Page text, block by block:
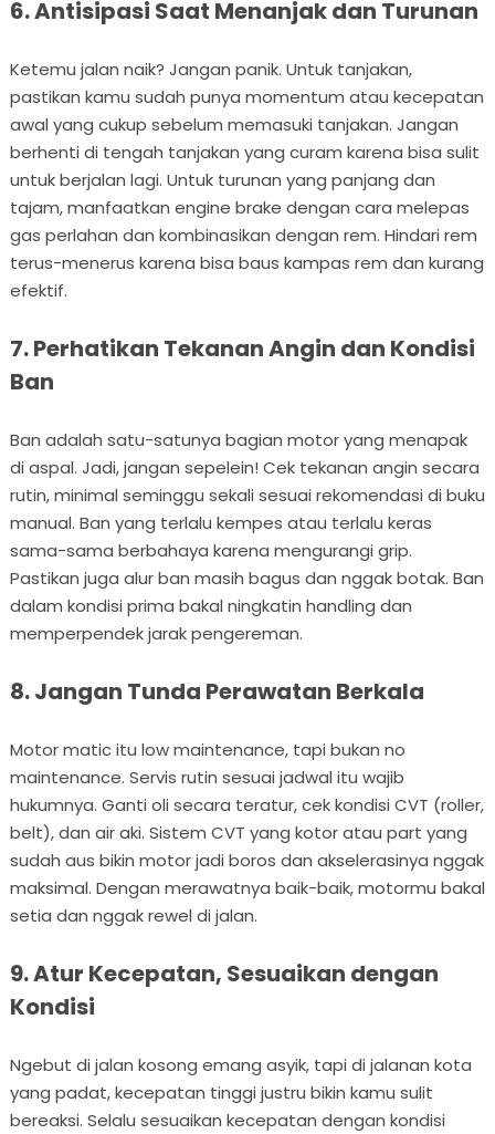
6. Antisipasi Saat Menanjak dan Turunan
Ketemu jalan naik? Jangan panik. Untuk tanjakan,
pastikan kamu sudah punya momentum atau kecepatan
awal yang cukup sebelum memasuki tanjakan. Jangan
berhenti di tengah tanjakan yang curam karena bisa sulit
untuk berjalan lagi. Untuk turunan yang panjang dan
tajam, manfaatkan engine brake dengan cara melepas
gas perlahan dan kombinasikan dengan rem. Hindari rem
terus-menerus karena bisa baus kampas rem dan kurang
efektif.
7. Perhatikan Tekanan Angin dan Kondisi
Ban
Ban adalah satu-satunya bagian motor yang menapak
di aspal. Jadi, jangan sepelein! Cek tekanan angin secara
rutin, minimal seminggu sekali sesuai rekomendasi di buku
manual. Ban yang terlalu kempes atau terlalu keras
sama-sama berbahaya karena mengurangi grip.
Pastikan juga alur ban masih bagus dan nggak botak. Ban
dalam kondisi prima bakal ningkatin handling dan
memperpendek jarak pengereman.
8. Jangan Tunda Perawatan Berkala
Motor matic itu low maintenance, tapi bukan no
maintenance. Servis rutin sesuai jadwal itu wajib
hukumnya. Ganti oli secara teratur, cek kondisi CVT (roller,
belt), dan air aki. Sistem CVT yang kotor atau part yang
sudah aus bikin motor jadi boros dan akselerasinya nggak
maksimal. Dengan merawatnya baik-baik, motormu bakal
setia dan nggak rewel di jalan.
9. Atur Kecepatan, Sesuaikan dengan
Kondisi
Ngebut di jalan kosong emang asyik, tapi di jalanan kota
yang padat, kecepatan tinggi justru bikin kamu sulit
bereaksi. Selalu sesuaikan kecepatan dengan kondisi